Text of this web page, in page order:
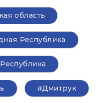
область
Республика
#Дмитрук